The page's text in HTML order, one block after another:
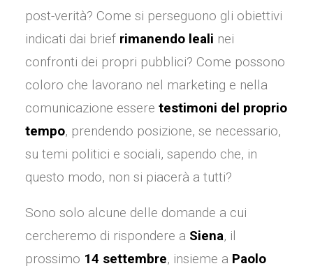
post-verità? Come si perseguono gli obiettivi
indicati dai brief rimanendo leali nei
confronti dei propri pubblici? Come possono
coloro che lavorano nel marketing e nella
comunicazione essere testimoni del proprio
tempo, prendendo posizione, se necessario,
su temi politici e sociali, sapendo che, in
questo modo, non si piacerà a tutti?
Sono solo alcune delle domande a cui
cercheremo di rispondere a Siena, il
prossimo 14 settembre, insieme a Paolo